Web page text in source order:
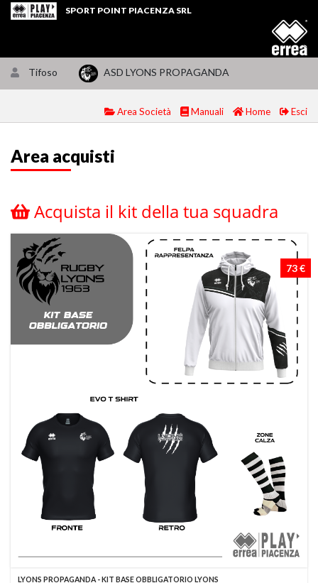
SPORT POINT PIACENZA SRL
Tifoso ASD LYONS PROPAGANDA
Area Società Manuali Home Esci
Area acquisti
Acquista il kit della tua squadra
73 €
LYONS PROPAGANDA - KIT BASE OBBLIGATORIO LYONS